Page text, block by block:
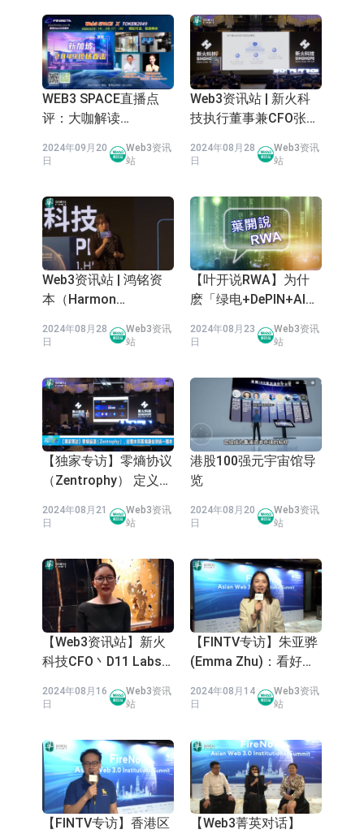
WEB3 SPACE直播点
评：大咖解读
2024年09月20
日
Web3资讯
站
Web3资讯站 | 新火科
技执行董事兼CFO张
Web3的思考
2024年08月28
日
Web3资讯
站
Web3资讯站 | 鸿铭资
本（Harmon
Diana：把握香港Web3
2024年08月28
日
Web3资讯
站
【叶开说RWA】为什
麽「绿电+DePIN+AI」
的？
2024年08月23
日
Web3资讯
站
【独家专访】零熵协议
（Zentrophy） 定义未
2024年08月21
日
Web3资讯
站
港股100强元宇宙馆导
览
2024年08月20
日
Web3资讯
站
【Web3资讯站】新火
科技CFO丶D11 Labs
访
2024年08月16
日
Web3资讯
站
【FINTV专访】朱亚骅
(Emma Zhu)：看好香
产管理前景可期
2024年08月14
日
Web3资讯
站
【FINTV专访】香港区
【Web3菁英对话】